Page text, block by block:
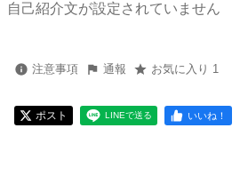
自己紹介文が設定されていません
注意事項 通報 お気に入り 1
ポスト LINEで送る いいね！